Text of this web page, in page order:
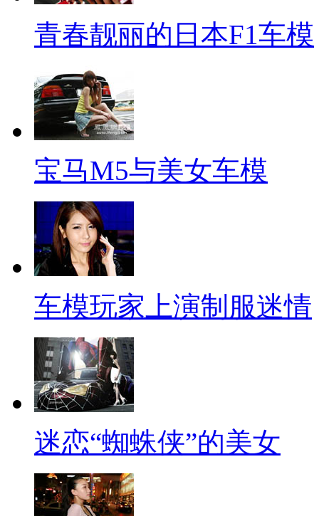
青春靓丽的日本F1车模
宝马M5与美女车模
车模玩家上演制服迷情
迷恋“蜘蛛侠”的美女